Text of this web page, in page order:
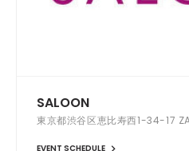
SALOON
東京都渋谷区恵比寿西1-34-17
EVENT SCHEDULE